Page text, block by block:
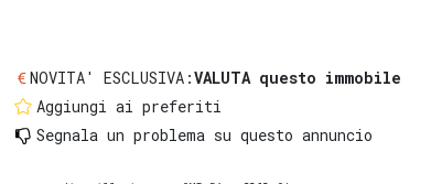
NOVITA' ESCLUSIVA:VALUTA questo immobile
Aggiungi ai preferiti
Segnala un problema su questo annuncio